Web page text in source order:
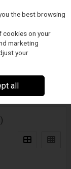
the best browsing
cookies on your
marketing
your
all